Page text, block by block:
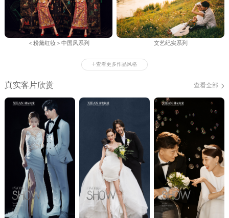
＜粉黛红妆＞中国风系列 文艺纪实系列
+查看更多作品风格
真实客片欣赏 查看全部